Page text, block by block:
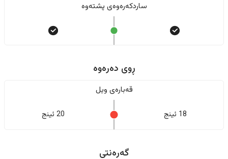
ساردکەرەوەی پشتەوە
ڕوی دەرەوە
قەبارەی ویل
18 ئینج 20 ئینج
گەرەنتی